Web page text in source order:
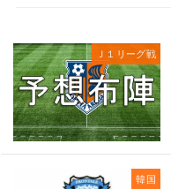
Ｊ１リーグ戦
韓国